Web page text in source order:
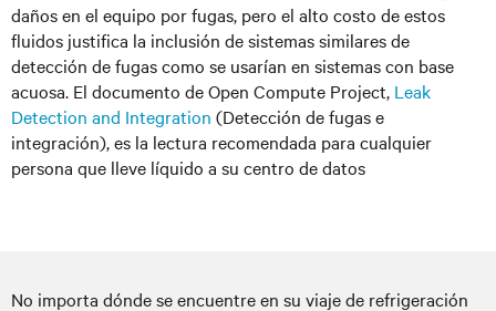
daños en el equipo por fugas, pero el alto costo de estos
fluidos justifica la inclusión de sistemas similares de
detección de fugas como se usarían en sistemas con base
acuosa. El documento de Open Compute Project, Leak
Detection and Integration (Detección de fugas e
integración), es la lectura recomendada para cualquier
persona que lleve líquido a su centro de datos
No importa dónde se encuentre en su viaje de refrigeración